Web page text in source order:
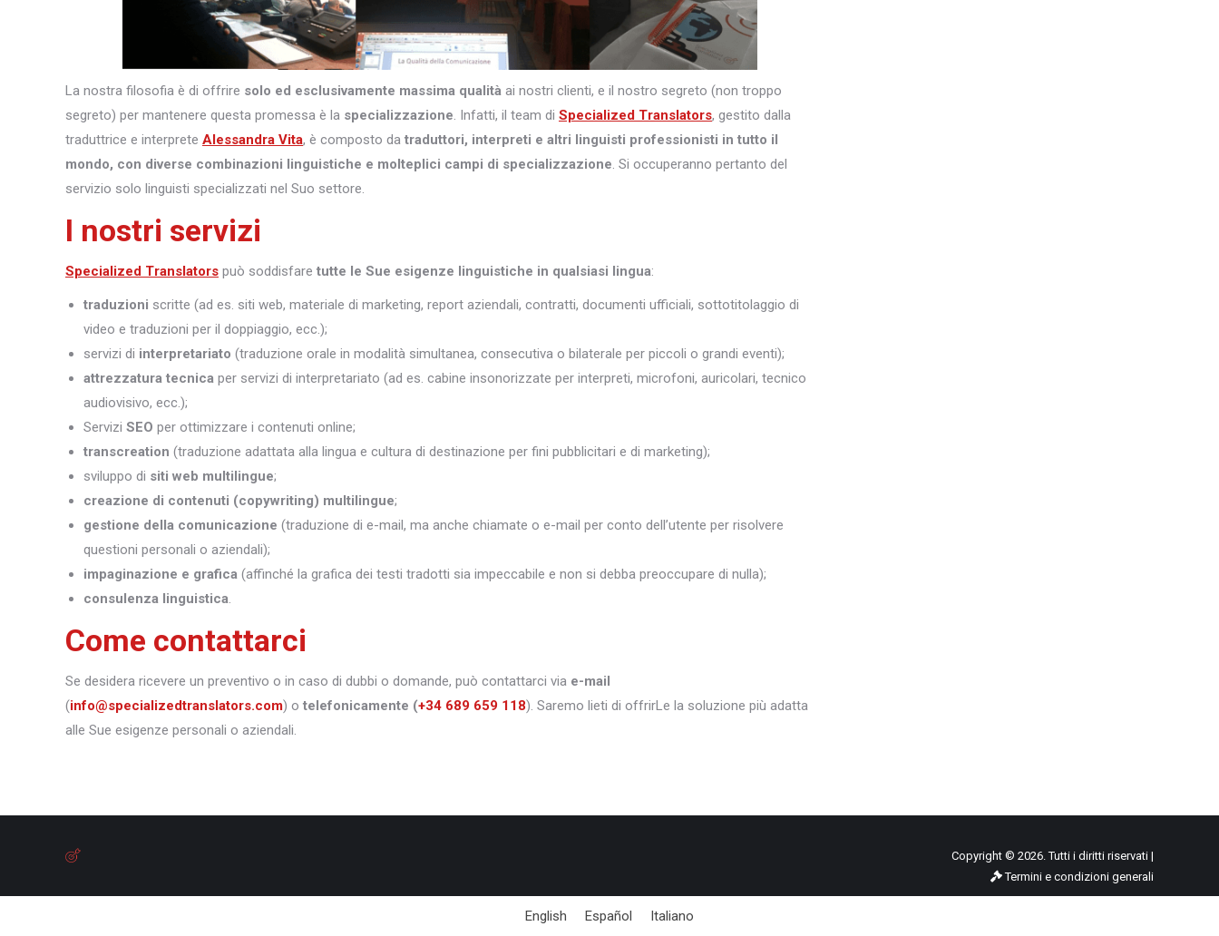
La nostra filosofia è di offrire solo ed esclusivamente massima qualità ai nostri clienti, e il nostro segreto (non troppo
segreto) per mantenere questa promessa è la specializzazione . Infatti, il team di Specialized Translators, gestito dalla
traduttrice e interprete Alessandra Vita, è composto da traduttori, interpreti e altri linguisti professionisti in tutto il
mondo, con diverse combinazioni linguistiche e molteplici campi di specializzazione . Si occuperanno pertanto del
servizio solo linguisti specializzati nel Suo settore.
I nostri servizi
Specialized Translators può soddisfare tutte le Sue esigenze linguistiche in qualsiasi lingua:
traduzioni scritte (ad es. siti web, materiale di marketing, report aziendali, contratti, documenti ufficiali, sottotitolaggio di
video e traduzioni per il doppiaggio, ecc.);
servizi di interpretariato (traduzione orale in modalità simultanea, consecutiva o bilaterale per piccoli o grandi eventi);
attrezzatura tecnica per servizi di interpretariato (ad es. cabine insonorizzate per interpreti, microfoni, auricolari, tecnico
audiovisivo, ecc.);
Servizi SEO per ottimizzare i contenuti online;
transcreation (traduzione adattata alla lingua e cultura di destinazione per fini pubblicitari e di marketing);
sviluppo di siti web multilingue;
creazione di contenuti (copywriting) multilingue;
gestione della comunicazione (traduzione di e-mail, ma anche chiamate o e-mail per conto dell’utente per risolvere
questioni personali o aziendali);
impaginazione e grafica (affinché la grafica dei testi tradotti sia impeccabile e non si debba preoccupare di nulla);
consulenza linguistica
Come contattarci
Se desidera ricevere un preventivo o in caso di dubbi o domande, può contattarci via e-mail
(info@specializedtranslators.com) o telefonicamente (+34 689 659 118). Saremo lieti di offrirLe la soluzione più adatta
alle Sue esigenze personali o aziendali.
Copyright © 2026. Tutti i diritti riservati |
Termini e condizioni generali
English Español Italiano